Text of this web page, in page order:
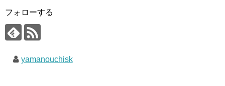
フォローする
yamanouchisk